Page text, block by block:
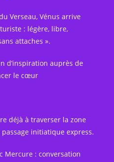
Verseau, Vénus arrive
: légère, libre,
attaches ».
d’inspiration auprès de
le cœur
déjà à traverser la zone
initiatique express.
Mercure : conversation